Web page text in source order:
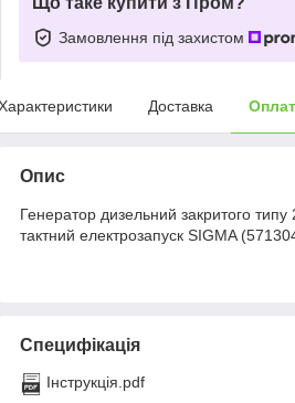
Замовлення під захистом
Доставка
Опис
Генератор дизельний закритого
тактний електрозапуск SIGMA
Специфікація
Інструкція.pdf